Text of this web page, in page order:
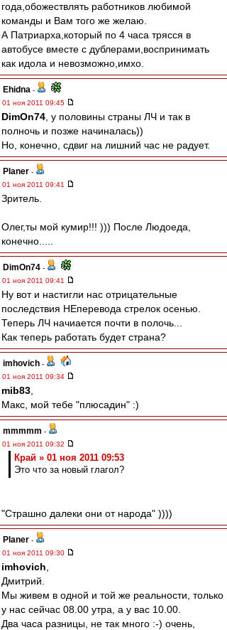
года,обожествлять работников любимой
команды и Вам того же желаю.
А Патриарха,который по 4 часа трясся в
автобусе вместе с дублерами,воспринимать
как идола и невозможно,имхо.
Ehidna -
01 ноя 2011 09:45
DimOn74 , у половины страны ЛЧ и так в
полночь и позже начиналась))
Но, конечно, сдвиг на лишний час не радует.
Planer -
01 ноя 2011 09:41
Зритель.
Олег,ты мой кумир!!! ))) После Людоеда,
конечно.....
DimOn74 -
01 ноя 2011 09:41
Ну вот и настигли нас отрицательные
последствия НЕперевода стрелок осенью.
Теперь ЛЧ начиается почти в полочь...
Как теперь работать будет страна?
imhovich -
01 ноя 2011 09:34
mib83
Макс, мой тебе "плюсадин" :)
mmmmm -
01 ноя 2011 09:32
Край » 01 ноя 2011 09:53
Это что за новый глагол?
"Страшно далеки они от народа" ))))
Planer -
01 ноя 2011 09:30
imhovich
Дмитрий.
Мы живем в одной и той же реальности, только
у нас сейчас 08.00 утра, а у вас 10.00.
Два часа разницы, не так много :-) очень,